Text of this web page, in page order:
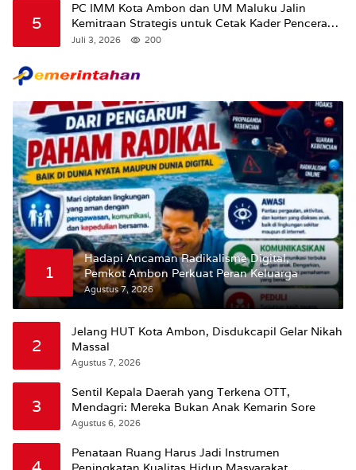
5
PC IMM Kota Ambon dan UM Maluku Jalin
Kemitraan Strategis untuk Cetak Kader Pencerah
Bangsa “Membangun Peradaban dari Kampus”
Juli 3, 2026 200
1
Hadapi Ancaman Radikalisme Digital,
Pemkot Ambon Perkuat Peran Keluarga
Agustus 7, 2026
2
Jelang HUT Kota Ambon, Disdukcapil Gelar Nikah
Massal
Agustus 7, 2026
3
Sentil Kepala Daerah yang Terkena OTT,
Mendagri: Mereka Bukan Anak Kemarin Sore
Agustus 6, 2026
Penataan Ruang Harus Jadi Instrumen